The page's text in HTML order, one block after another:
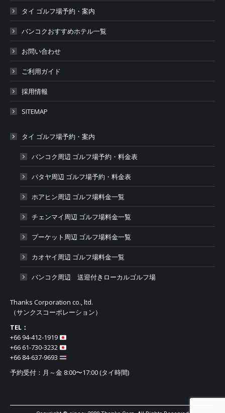
タイ ゴルフ場予約・案内
バンコクおすすめホテル一覧
お問い合わせ
ご利用ガイド
採用情報
SITEMAP
タイ ゴルフ場予約・案内
バンコク周辺 ゴルフ場予約・料金表
パタヤ周辺 ゴルフ場予約・料金表
ホアヒン周辺 ゴルフ場料金一覧
チェンマイ周辺 ゴルフ場料金一覧
プーケット周辺 ゴルフ場料金一覧
カオヤイ周辺 ゴルフ場料金一覧
バンコク周辺 送迎付きローカルゴルフ場
Thanks Corporation co., ltd.
（サンクスコーポレーション）
TEL：
+66 94-412-1919​
+66 61-730-3232
+66 84-637-9693
予約受付：月～金 8:00〜17:00 (タイ時間)